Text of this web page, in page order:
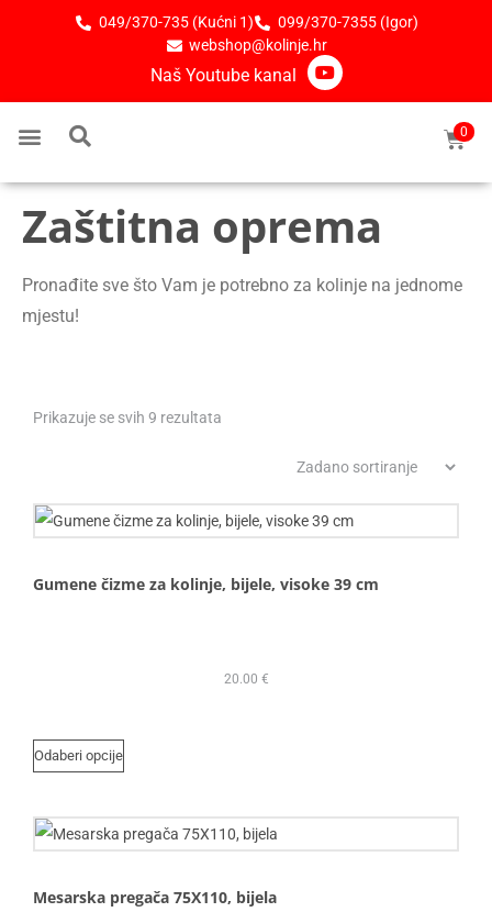
049/370-735 (Kućni 1)
099/370-7355 (Igor)
webshop@kolinje.hr
Naš Youtube kanal
0
Zaštitna oprema
Pronađite sve što Vam je potrebno za kolinje na jednome
mjestu!
Prikazuje se svih 9 rezultata
Gumene čizme za kolinje, bijele, visoke 39 cm
20.00 €
Odaberi opcije
Mesarska pregača 75X110, bijela